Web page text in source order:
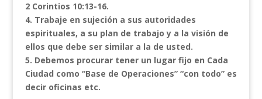
2 Corintios 10:13-16.
4. Trabaje en sujeción a sus autoridades
espirituales, a su plan de trabajo y a la visión de
ellos que debe ser similar a la de usted.
5. Debemos procurar tener un lugar fijo en Cada
Ciudad como “Base de Operaciones” “con todo” es
decir oficinas etc.